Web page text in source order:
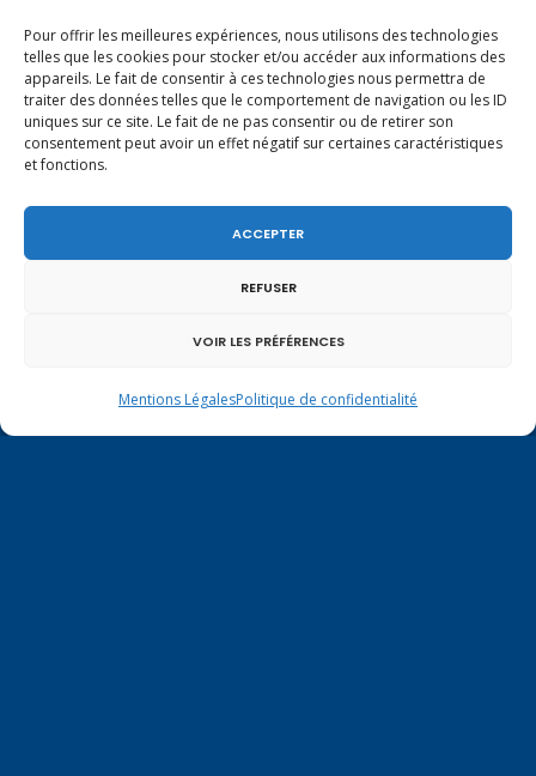
Pour offrir les meilleures expériences, nous utilisons des technologies
telles que les cookies pour stocker et/ou accéder aux informations des
appareils. Le fait de consentir à ces technologies nous permettra de
traiter des données telles que le comportement de navigation ou les ID
uniques sur ce site. Le fait de ne pas consentir ou de retirer son
consentement peut avoir un effet négatif sur certaines caractéristiques
et fonctions.
ACCEPTER
REFUSER
VOIR LES PRÉFÉRENCES
Mentions LégalesPolitique de confidentialité
Mentions légales | Politique de confidentialité